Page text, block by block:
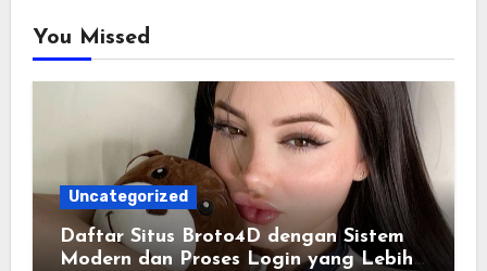
You Missed
Uncategorized
Daftar Situs Broto4D dengan Sistem
Modern dan Proses Login yang Lebih